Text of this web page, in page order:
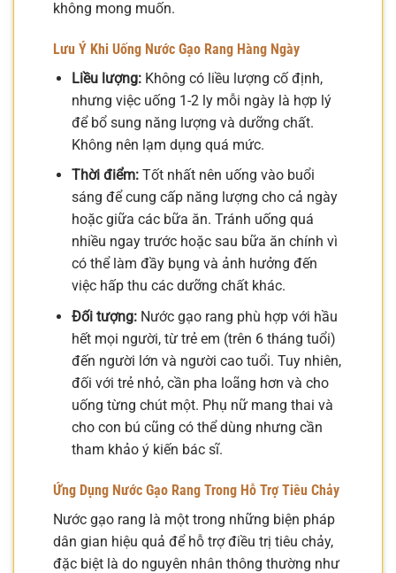
không mong muốn.
Lưu Ý Khi Uống Nước Gạo Rang Hàng Ngày
Liều lượng:Không có liều lượng cố định,
nhưng việc uống 1-2 ly mỗi ngày là hợp lý
để bổ sung năng lượng và dưỡng chất.
Không nên lạm dụng quá mức.
Thời điểm:Tốt nhất nên uống vào buổi
sáng để cung cấp năng lượng cho cả ngày
hoặc giữa các bữa ăn. Tránh uống quá
nhiều ngay trước hoặc sau bữa ăn chính vì
có thể làm đầy bụng và ảnh hưởng đến
việc hấp thu các dưỡng chất khác.
Đối tượng:Nước gạo rang phù hợp với hầu
hết mọi người, từ trẻ em (trên 6 tháng tuổi)
đến người lớn và người cao tuổi. Tuy nhiên,
đối với trẻ nhỏ, cần pha loãng hơn và cho
uống từng chút một. Phụ nữ mang thai và
cho con bú cũng có thể dùng nhưng cần
tham khảo ý kiến bác sĩ.
Ứng Dụng Nước Gạo Rang Trong Hỗ Trợ Tiêu Chảy
Nước gạo rang là một trong những biện pháp
dân gian hiệu quả để hỗ trợ điều trị tiêu chảy,
đặc biệt là do nguyên nhân thông thường như